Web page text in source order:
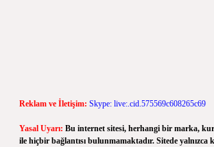
Reklam ve İletişim: Skype: live:.cid.575569c608265c69
Yasal Uyarı: Bu internet sitesi, herhangi bir marka,
ile hiçbir bağlantısı bulunmamaktadır. Sitede yalnızca